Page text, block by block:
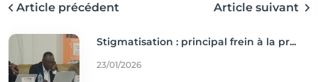
Article précédent Article suivant
Stigmatisation : principal frein à la pr...
23/01/2026